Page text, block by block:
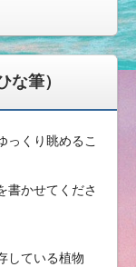
筆）
っくり眺めるこ
書かせてくださ
している植物